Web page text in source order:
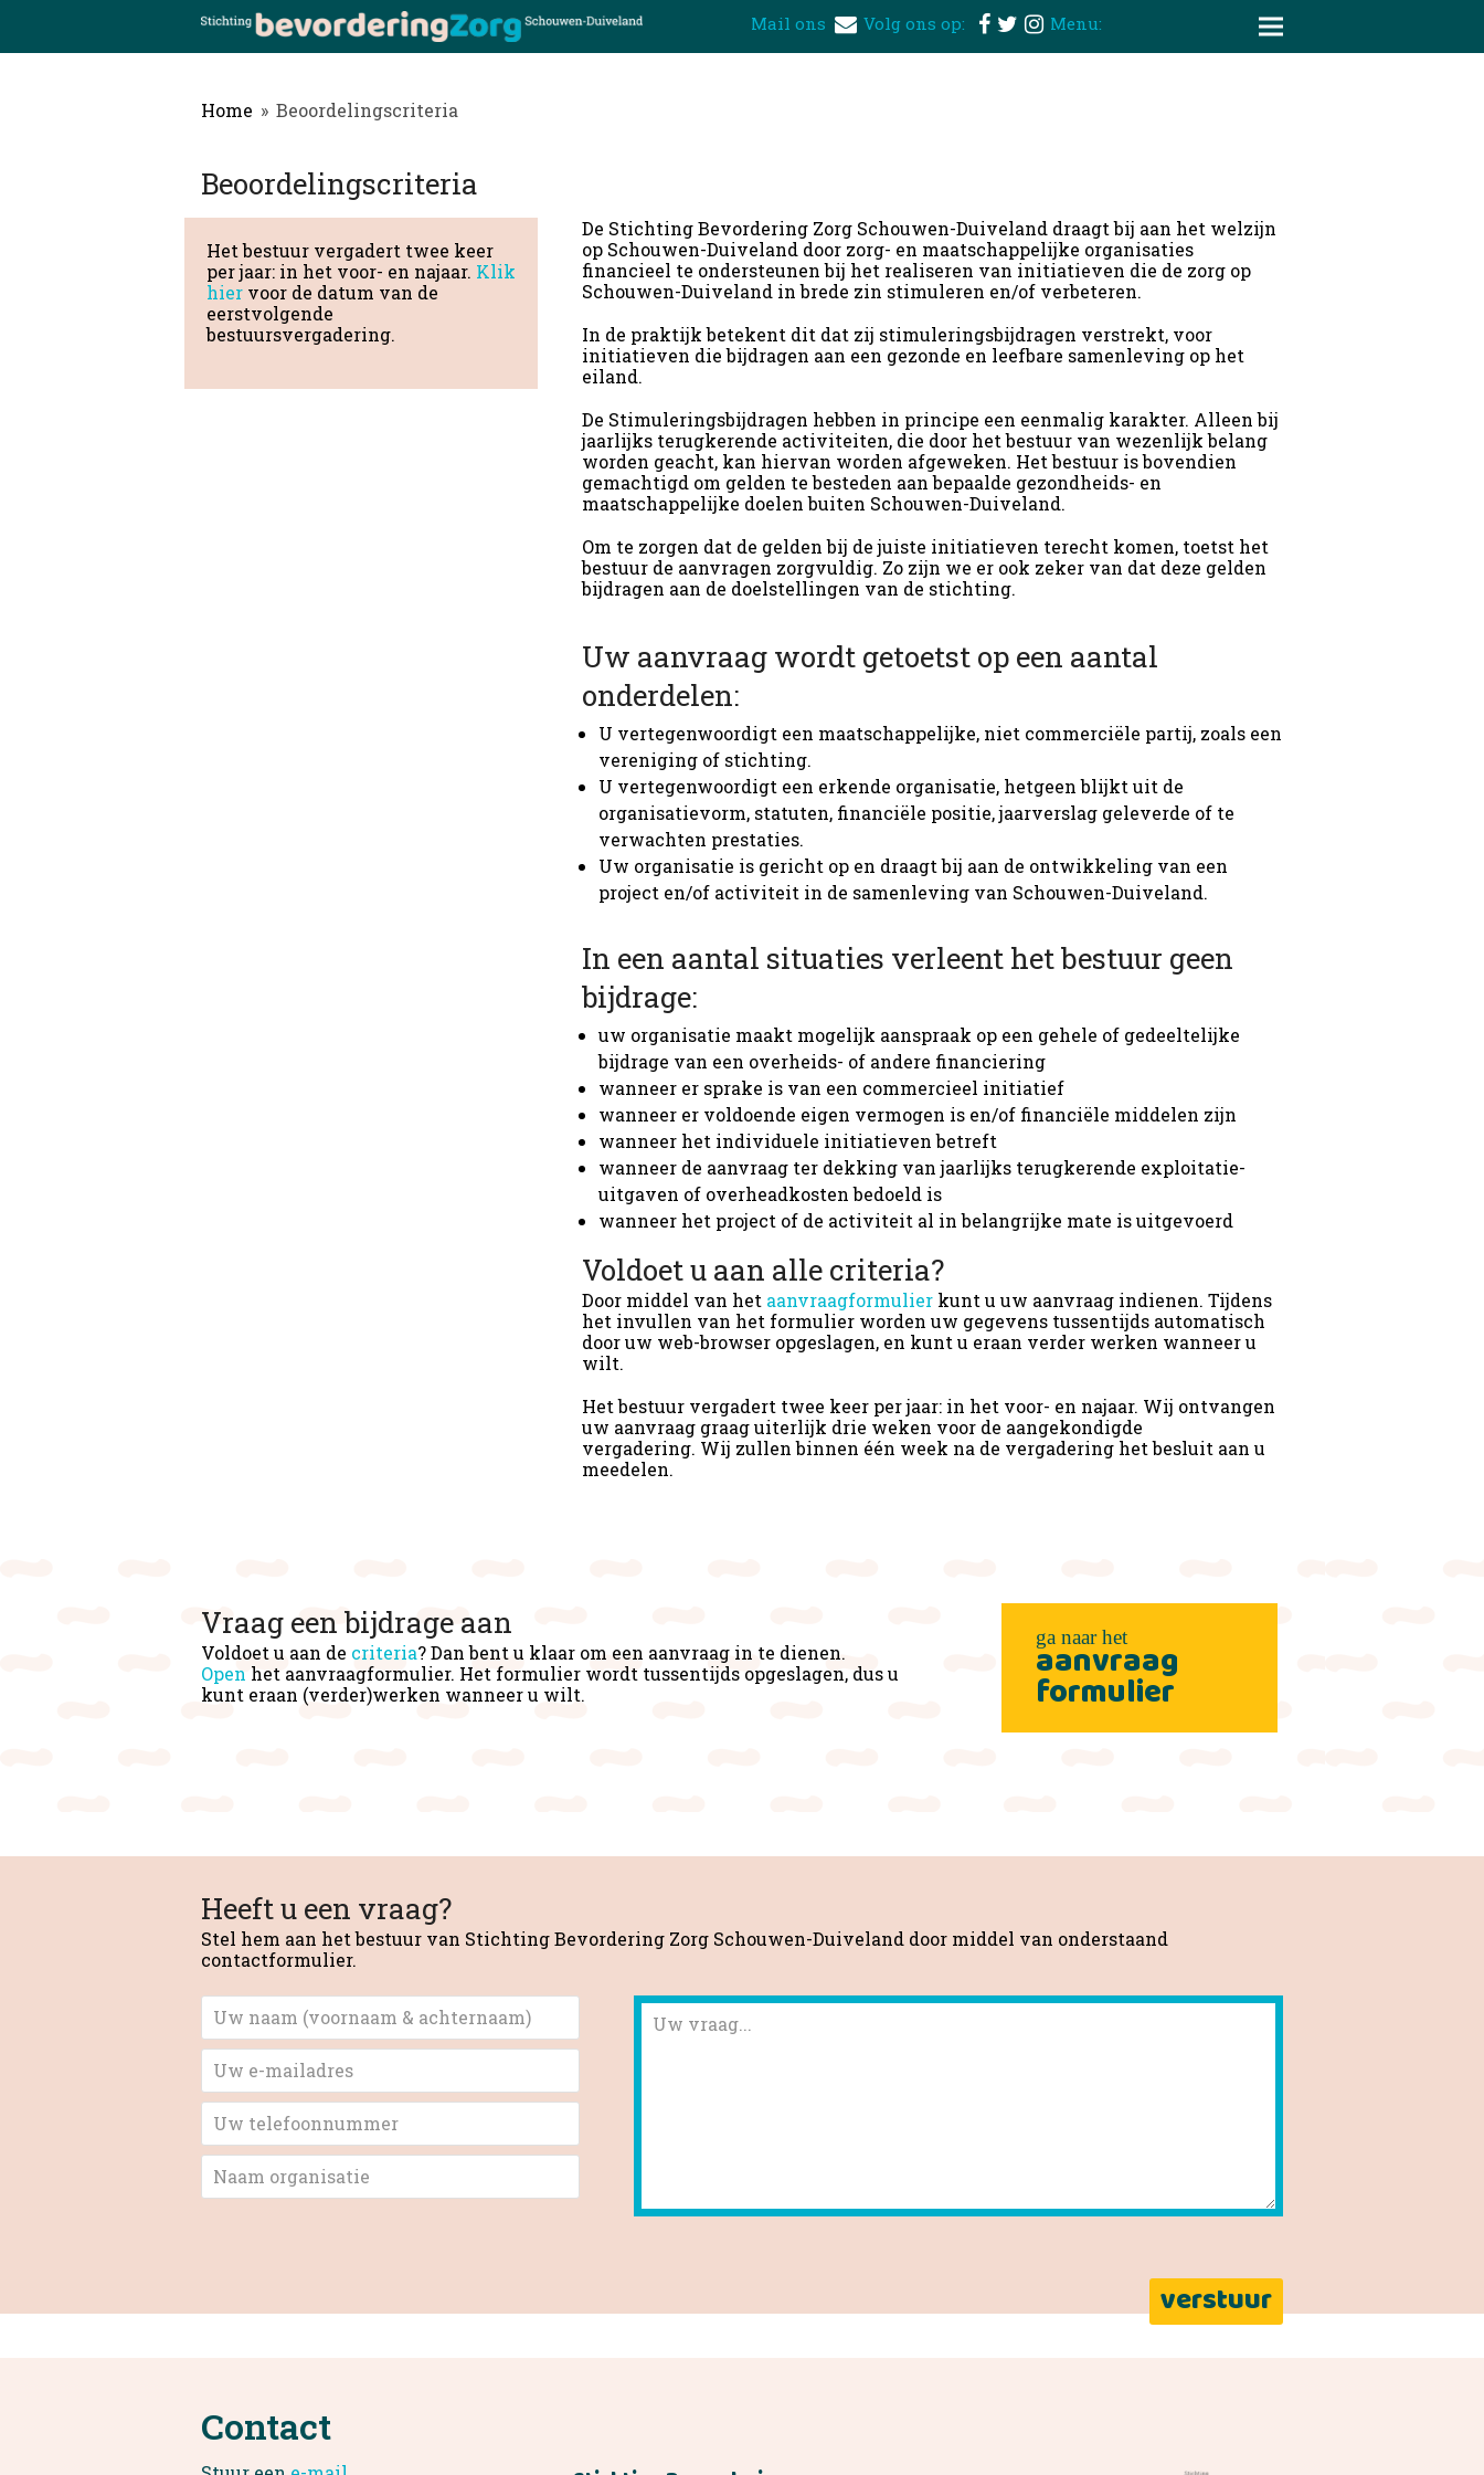
Mail ons Volg ons op: Menu:
Home » Beoordelingscriteria
Beoordelingscriteria
Het bestuur vergadert twee keer
per jaar: in het voor- en najaar. Klik
hier voor de datum van de
eerstvolgende
bestuursvergadering.
De Stichting Bevordering Zorg Schouwen-Duiveland draagt bij aan het welzijn
op Schouwen-Duiveland door zorg- en maatschappelijke organisaties
financieel te ondersteunen bij het realiseren van initiatieven die de zorg op
Schouwen-Duiveland in brede zin stimuleren en/of verbeteren.
In de praktijk betekent dit dat zij stimuleringsbijdragen verstrekt, voor
initiatieven die bijdragen aan een gezonde en leefbare samenleving op het
eiland.
De Stimuleringsbijdragen hebben in principe een eenmalig karakter. Alleen bij
jaarlijks terugkerende activiteiten, die door het bestuur van wezenlijk belang
worden geacht, kan hiervan worden afgeweken. Het bestuur is bovendien
gemachtigd om gelden te besteden aan bepaalde gezondheids- en
maatschappelijke doelen buiten Schouwen-Duiveland.
Om te zorgen dat de gelden bij de juiste initiatieven terecht komen, toetst het
bestuur de aanvragen zorgvuldig. Zo zijn we er ook zeker van dat deze gelden
bijdragen aan de doelstellingen van de stichting.
Uw aanvraag wordt getoetst op een aantal
onderdelen:
U vertegenwoordigt een maatschappelijke, niet commerciële partij, zoals een
vereniging of stichting.
U vertegenwoordigt een erkende organisatie, hetgeen blijkt uit de
organisatievorm, statuten, financiële positie, jaarverslag geleverde of te
verwachten prestaties.
Uw organisatie is gericht op en draagt bij aan de ontwikkeling van een
project en/of activiteit in de samenleving van Schouwen-Duiveland.
In een aantal situaties verleent het bestuur geen
bijdrage:
uw organisatie maakt mogelijk aanspraak op een gehele of gedeeltelijke
bijdrage van een overheids- of andere financiering
wanneer er sprake is van een commercieel initiatief
wanneer er voldoende eigen vermogen is en/of financiële middelen zijn
wanneer het individuele initiatieven betreft
wanneer de aanvraag ter dekking van jaarlijks terugkerende exploitatie-
uitgaven of overheadkosten bedoeld is
wanneer het project of de activiteit al in belangrijke mate is uitgevoerd
Voldoet u aan alle criteria?
Door middel van het aanvraagformulier kunt u uw aanvraag indienen. Tijdens
het invullen van het formulier worden uw gegevens tussentijds automatisch
door uw web-browser opgeslagen, en kunt u eraan verder werken wanneer u
wilt.
Het bestuur vergadert twee keer per jaar: in het voor- en najaar. Wij ontvangen
uw aanvraag graag uiterlijk drie weken voor de aangekondigde
vergadering. Wij zullen binnen één week na de vergadering het besluit aan u
meedelen.
Vraag een bijdrage aan
Voldoet u aan de criteria? Dan bent u klaar om een aanvraag in te dienen.
Open het aanvraagformulier. Het formulier wordt tussentijds opgeslagen, dus u
kunt eraan (verder)werken wanneer u wilt.
aanvraag
formulier
Heeft u een vraag?
Stel hem aan het bestuur van Stichting Bevordering Zorg Schouwen-Duiveland door middel van onderstaand
contactformulier.
Contact